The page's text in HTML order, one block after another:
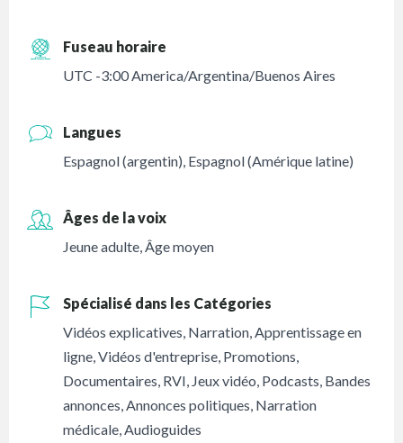
Fuseau horaire
UTC -3:00 America/Argentina/Buenos Aires
Langues
Espagnol (argentin), Espagnol (Amérique latine)
Âges de la voix
Jeune adulte,Âge moyen
Spécialisé dans les Catégories
Vidéos explicatives, Narration,Apprentissage en
ligne,Vidéos d'entreprise, Promotions,
Documentaires, RVI, Jeux vidéo, Podcasts, Bandes
annonces,Annonces politiques, Narration
médicale,Audioguides